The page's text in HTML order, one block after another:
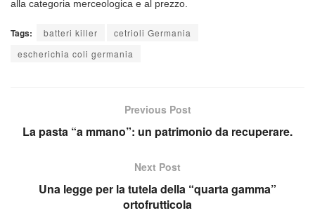
alla categoria merceologica e al prezzo.
Tags: batteri killer
cetrioli Germania
escherichia coli germania
Previous Post
La pasta “a mmano”: un patrimonio da recuperare.
Next Post
Una legge per la tutela della “quarta gamma”
ortofrutticola